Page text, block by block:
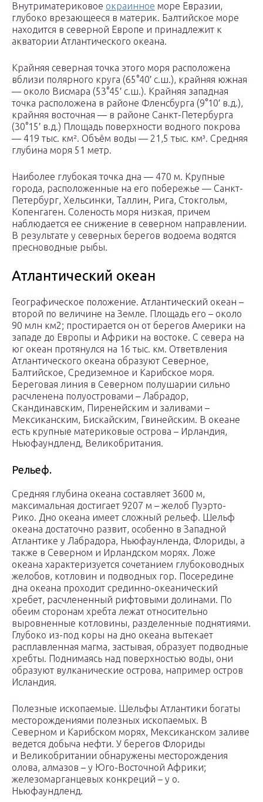
Внутриматериковое окраинное море Евразии,
глубоко врезающееся в материк. Балтийское море
находится в северной Европе и принадлежит к
акватории Атлантического океана.
Крайняя северная точка этого моря расположена
вблизи полярного круга (65°40′ с.ш.), крайняя южная
— около Висмара (53°45′ с.ш.). Крайняя западная
точка расположена в районе Фленсбурга (9°10′ в.д.),
крайняя восточная — в районе Санкт-Петербурга
(30°15′ в.д.) Площадь поверхности водного покрова
— 419 тыс. км². Объём воды — 21,5 тыс. км³. Средняя
глубина моря 51 метр.
Наиболее глубокая точка дна — 470 м. Крупные
города, расположенные на его побережье — Санкт-
Петербург, Хельсинки, Таллин, Рига, Стокгольм,
Копенгаген. Соленость моря низкая, причем
наблюдается ее снижение в северном направлении.
В результате у северных берегов водоема водятся
пресноводные рыбы.
Атлантический океан
Географическое положение. Атлантический океан –
второй по величине на Земле. Площадь его – около
90 млн км2; простирается он от берегов Америки на
западе до Европы и Африки на востоке. С севера на
юг океан протянулся на 16 тыс. км. Ответвления
Атлантического океана образуют Северное,
Балтийское, Средиземное и Карибское моря.
Береговая линия в Северном полушарии сильно
расчленена полуостровами – Лабрадор,
Скандинавским, Пиренейским и заливами –
Мексиканским, Бискайским, Гвинейским. В океане
есть крупные материковые острова – Ирландия,
Ньюфаундленд, Великобритания.
Рельеф.
Средняя глубина океана составляет 3600 м,
максимальная достигает 9207 м – желоб Пуэрто-
Рико. Дно океана имеет сложный рельеф. Шельф
океана достаточно развит, особенно в Западной
Атлантике у Лабрадора, Ньюфаунленда, Флориды, а
также в Северном и Ирландском морях. Ложе
океана характеризуется сочетанием глубоководных
желобов, котловин и подводных гор. Посередине
дна океана проходит срединно-океанический
хребет, расчлененный рифтовыми долинами. По
обеим сторонам хребта лежат относительно
выровненные котловины, разделенные поднятиями.
Глубоко из-под коры на дно океана вытекает
расплавленная магма, застывая, образует подводные
хребты. Поднимаясь над поверхностью воды, они
образуют вулканические острова, например остров
Исландия.
Полезные ископаемые. Шельфы Атлантики богаты
месторождениями полезных ископаемых. В
Северном и Карибском морях, Мексиканском заливе
ведется добыча нефти. У берегов Флориды
и Великобритании обнаружены месторождения
олова, алмазов – у Юго-Восточной Африки;
железомарганцевых конкреций – у о.
Ньюфаундленд.